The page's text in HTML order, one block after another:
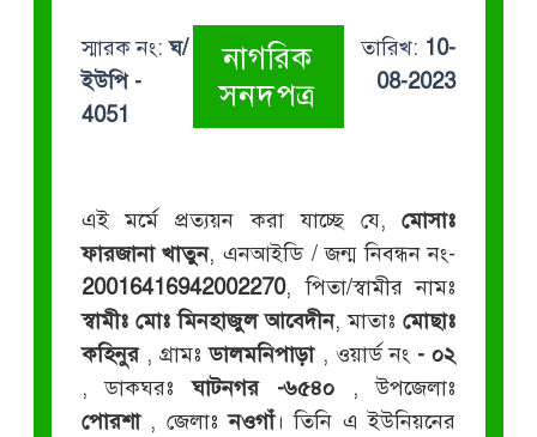
স্মারক নং:ঘ/
ইউপি -
4051
নাগরিক
সনদপত্র
তারিখ: 10-
08-2023
এই মর্মে প্রত্যয়ন করা যাচ্ছে যে,মোসাঃ
ফারজানা খাতুন, এনআইডি / জন্ম নিবন্ধন নং-
20016416942002270, পিতা/স্বামীর নামঃ
স্বামীঃ মোঃ মিনহাজুল আবেদীন, মাতাঃমোছাঃ
কহিনুর , গ্রামঃডালমনিপাড়া , ওয়ার্ড নং - ০২
, ডাকঘরঃঘাটনগর -৬৫৪০
, উপজেলাঃ
পোরশা , জেলাঃনওগাঁ। তিনি এ ইউনিয়নের